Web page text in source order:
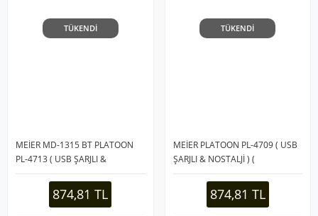
TÜKENDİ
MEİER MD-1315 BT PLATOON
PL-4713 ( USB ŞARJLI &
NOSTALJİ ) ( BLUETOOTH ) (
İBRELİ ) FM RADYO ( MP3 USB &
TF PLAYER ) SPEAKER*36
874,81 TL
TÜKENDİ
MEİER PLATOON PL-4709 ( USB
ŞARJLI & NOSTALJİ ) (
BLUETOOTH ) ( İBRELİ ) FM
RADYO ( MP3 USB & TF PLAYER
& AUX ) SPEAKER*30
874,81 TL